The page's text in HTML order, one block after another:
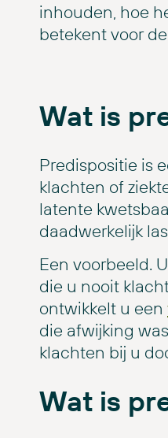
inhouden, hoe
betekent voor
Wat is
Predispositie is
klachten of
latente
daadwerkelijk
Een voorbeeld.
die u nooit
ontwikkelt u een
die afwijking
klachten bij u
Wat is